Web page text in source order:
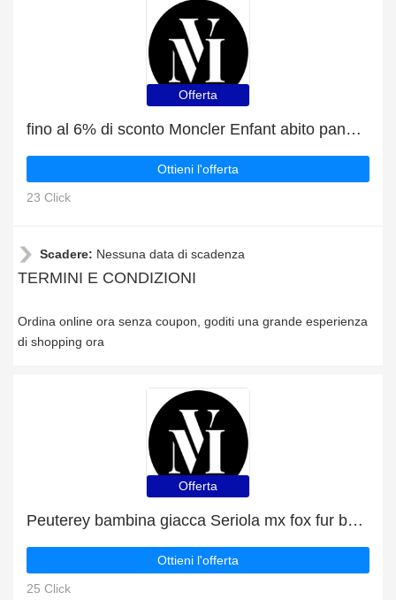
Offerta
fino al 6% di sconto Moncler Enfant abito panna in felpa di cotone
Ottieni l'offerta
23 Click
Scadere: Nessuna data di scadenza
TERMINI E CONDIZIONI
Ordina online ora senza coupon, goditi una grande esperienza
di shopping ora
Offerta
Peuterey bambina giacca Seriola mx fox fur baby blu in tessuto tecnico sconti & 8% di sconto
Ottieni l'offerta
25 Click